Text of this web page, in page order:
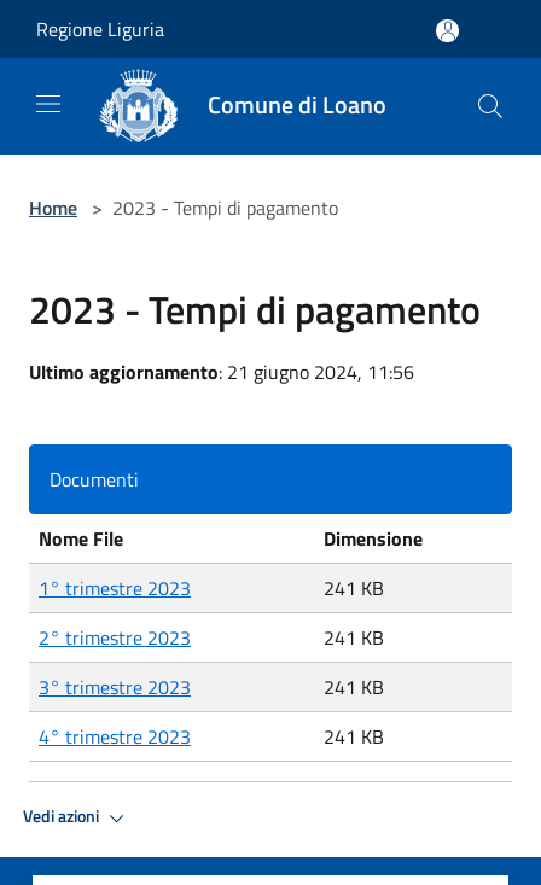
Regione Liguria
Comune di Loano
Home > 2023 - Tempi di pagamento
2023 - Tempi di pagamento
Ultimo aggiornamento: 21 giugno 2024, 11:56
Documenti
Nome File
Dimensione
1° trimestre 2023
241 KB
2° trimestre 2023
241 KB
3° trimestre 2023
241 KB
4° trimestre 2023
241 KB
Vedi azioni